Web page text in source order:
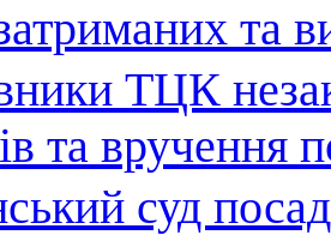
та
ТЦК
та вручення
суд